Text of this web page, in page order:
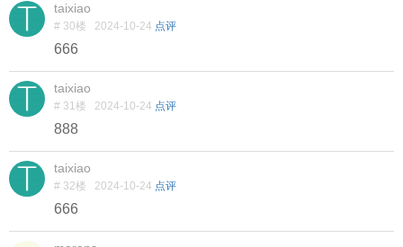
taixiao
# 30楼 2024-10-24 点评
666
taixiao
# 31楼 2024-10-24 点评
888
taixiao
# 32楼 2024-10-24 点评
666